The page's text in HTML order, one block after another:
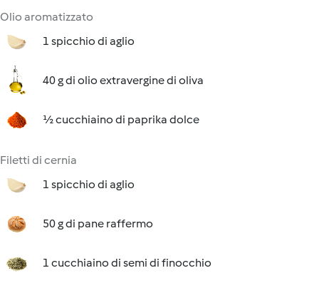
Olio aromatizzato
1 spicchio di aglio
40 g di olio extravergine di oliva
½ cucchiaino di paprika dolce
Filetti di cernia
1 spicchio di aglio
50 g di pane raffermo
1 cucchiaino di semi di finocchio